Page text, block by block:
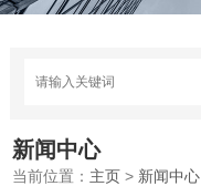
新闻中心
当前位置： 主页 > 新闻中心